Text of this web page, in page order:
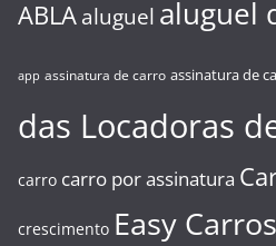
ABLA aluguel aluguel
app assinatura de carro assinatura de
das Locadoras
carro carro por assinatura
crescimento Easy Carros